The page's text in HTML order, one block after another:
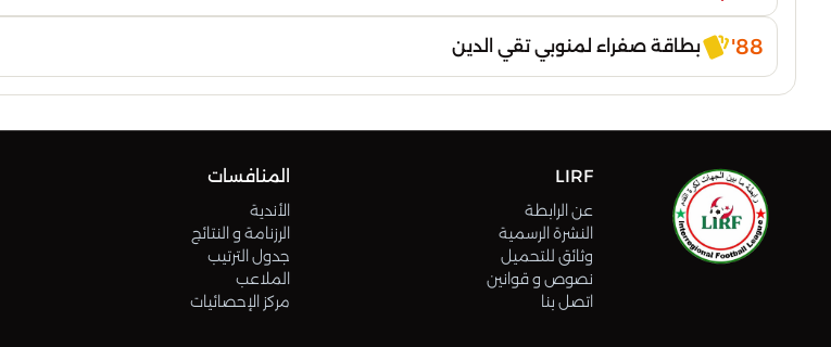
88' بطاقة صفراء لمنوبي تقي الدين
LIRF
عن الرابطة
النشرة الرسمية
وثائق للتحميل
نصوص و قوانين
اتصل بنا
المنافسات
الأندية
الرزنامة و النتائج
جدول الترتيب
الملاعب
مركز الإحصائيات